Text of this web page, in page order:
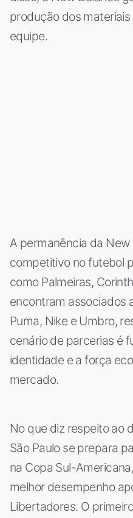
produção dos
equipe.
A permanência da
competitivo no futebol
como Palmeiras,
encontram associados
Puma, Nike e Umbro,
cenário de parcerias é
identidade e a força
mercado.
No que diz respeito ao
São Paulo se prepara
na Copa Sul-
melhor desempenho
Libertadores. O